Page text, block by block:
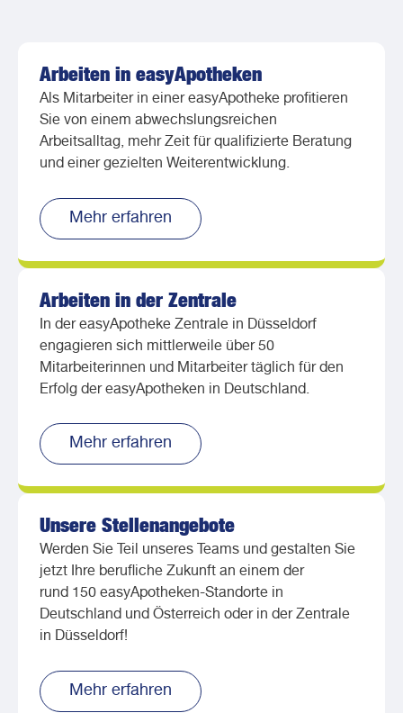
Arbeiten in easyApotheken
Als Mitarbeiter in einer easyApotheke profitieren
Sie von einem abwechslungsreichen
Arbeitsalltag, mehr Zeit für qualifizierte Beratung
und einer gezielten Weiterentwicklung.
Mehr erfahren
Arbeiten in der Zentrale
In der easyApotheke Zentrale in Düsseldorf
engagieren sich mittlerweile über 50
Mitarbeiterinnen und Mitarbeiter täglich für den
Erfolg der easyApotheken in Deutschland.
Mehr erfahren
Unsere Stellenangebote
Werden Sie Teil unseres Teams und gestalten Sie
jetzt Ihre berufliche Zukunft an einem der
rund 150 easyApotheken-Standorte in
Deutschland und Österreich oder in der Zentrale
in Düsseldorf!
Mehr erfahren